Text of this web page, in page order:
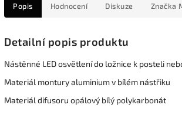
Popis Hodnocení Diskuze Značka
Detailní popis produktu
Nástěnné LED osvětlení do ložnice k posteli
Materiál montury aluminium v bílém nástřiku
Materiál difusoru opálový bílý polykarbonát